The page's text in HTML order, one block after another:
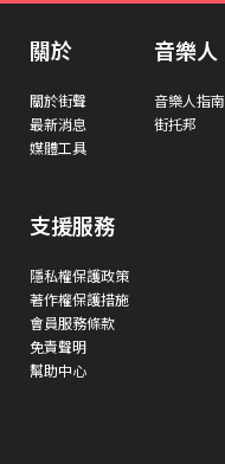
關於
關於街聲
最新消息
媒體工具
音樂人
音樂人指南
街托邦
支援服務
隱私權保護政策
著作權保護措施
會員服務條款
免責聲明
幫助中心